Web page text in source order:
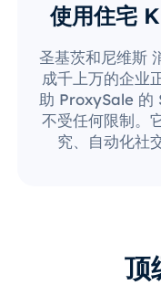
使用住宅
圣基茨和尼维斯
成千上万的企业
助 ProxySale 的
不受任何限制。
究、自动化社
顶